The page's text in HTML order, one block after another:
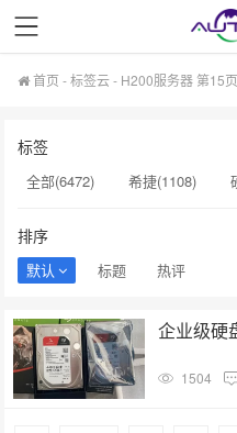
首页 -标签云- H200服务器 第15页
标签
全部(6472) 希捷(1108)
NAS硬盘(593)
希捷硬盘(553)
GPU服务器(167)
sata固态
wd硬盘(157)
希捷代理商
排序
默认 标题 热评
企业级硬
1504